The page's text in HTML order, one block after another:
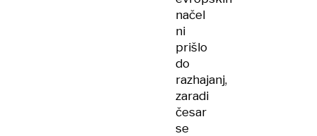
načel
ni
prišlo
do
razhajanj,
zaradi
česar
se